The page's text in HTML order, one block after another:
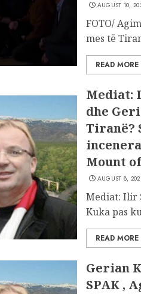
AUGUST 10,
FOTO/
mes të
READ MORE
Mediat:
dhe
Tiranë?
Mount
AUGUST 8,
Mediat: Ilir
Kuka pas
READ MORE
Gerian
SPAK ,